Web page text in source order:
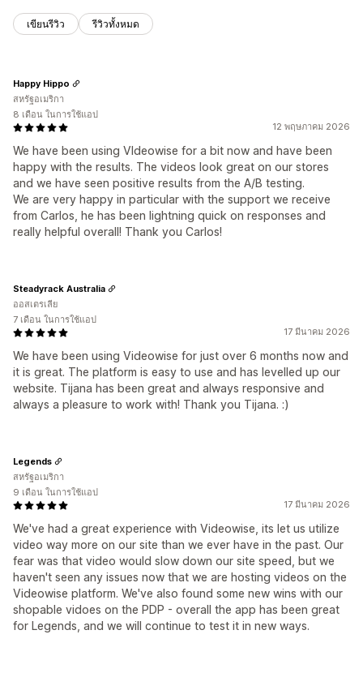
เขียนรีวิว รีวิวทั้งหมด
12 พฤษภาคม 2026
We have been using VIdeowise for a bit now and have been
happy with the results. The videos look great on our stores
and we have seen positive results from the A/B testing.
We are very happy in particular with the support we receive
from Carlos, he has been lightning quick on responses and
really helpful overall! Thank you Carlos!
Happy Hippo
สหรัฐอเมริกา
8 เดือน ในการใช้แอป
17 มีนาคม 2026
We have been using Videowise for just over 6 months now and
it is great. The platform is easy to use and has levelled up our
website. Tijana has been great and always responsive and
always a pleasure to work with! Thank you Tijana. :)
Steadyrack Australia
ออสเตรเลีย
7 เดือน ในการใช้แอป
17 มีนาคม 2026
We've had a great experience with Videowise, its let us utilize
video way more on our site than we ever have in the past. Our
fear was that video would slow down our site speed, but we
haven't seen any issues now that we are hosting videos on the
Videowise platform. We've also found some new wins with our
shopable vidoes on the PDP - overall the app has been great
for Legends, and we will continue to test it in new ways.
Legends
สหรัฐอเมริกา
9 เดือน ในการใช้แอป